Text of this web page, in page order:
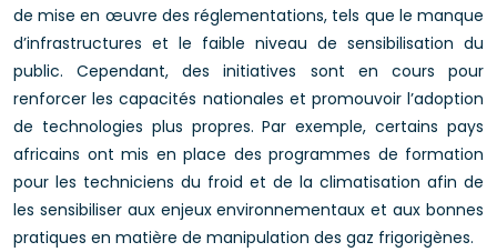
de mise en œuvre des réglementations, tels que le manque
d’infrastructures et le faible niveau de sensibilisation du
public. Cependant, des initiatives sont en cours pour
renforcer les capacités nationales et promouvoir l’adoption
de technologies plus propres. Par exemple, certains pays
africains ont mis en place des programmes de formation
pour les techniciens du froid et de la climatisation afin de
les sensibiliser aux enjeux environnementaux et aux bonnes
pratiques en matière de manipulation des gaz frigorigènes.